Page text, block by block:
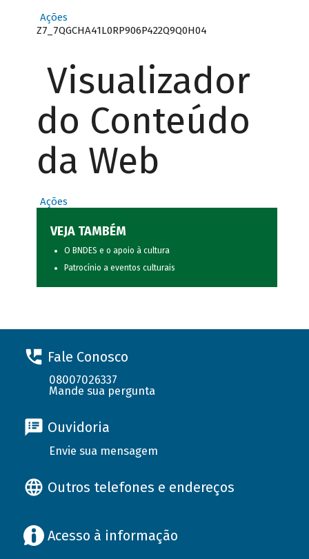
Ações
Z7_7QGCHA41L0RP906P422Q9Q0H04
Visualizador
do Conteúdo
da Web
Ações
VEJA TAMBÉM
O BNDES e o apoio à cultura
Patrocínio a eventos culturais
Fale Conosco
08007026337
Mande sua pergunta
Ouvidoria
Envie sua mensagem
Outros telefones e endereços
Acesso à informação